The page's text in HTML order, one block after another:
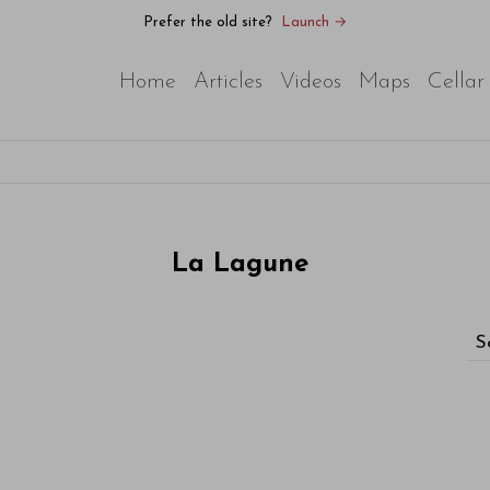
Prefer the old site?
Launch →
Home Articles Videos Maps Cellar
La Lagune